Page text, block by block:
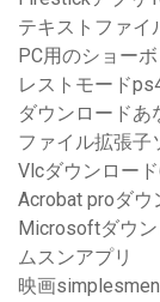
テキストファイ
PC用のショー
レストモード
ダウンロードあ
ファイル拡張子
Vlcダウンロー
Acrobat proダ
Microsoftダウ
ムスンアプリ
映画